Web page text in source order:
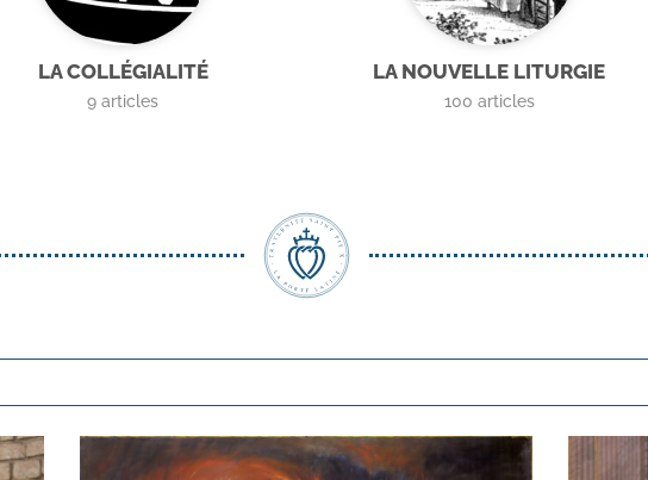
LA COLLÉGIALITÉ
9 articles
LA NOUVELLE LITURGIE
100 articles